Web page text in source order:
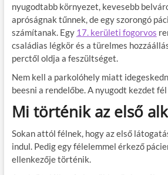
nyugodtabb környezet, kevesebb
apróságnak tűnnek, de egy szorongó
számítanak. Egy 17. kerületi fogorvos
családias légkör és a türelmes
perctől oldja a feszültséget.
Nem kell a parkolóhely miatt
beesni a rendelőbe. A nyugodt kezdet
Mi történik az első
Sokan attól félnek, hogy az első
indul. Pedig egy félelemmel érkező
ellenkezője történik.